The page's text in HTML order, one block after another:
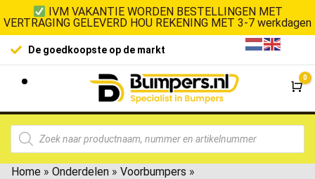
IVM VAKANTIE WORDEN BESTELLINGEN MET
VERTRAGING GELEVERD HOU REKENING MET 3-7 werkdagen
De goedkoopste op de markt
0
Home » Onderdelen » Voorbumpers »